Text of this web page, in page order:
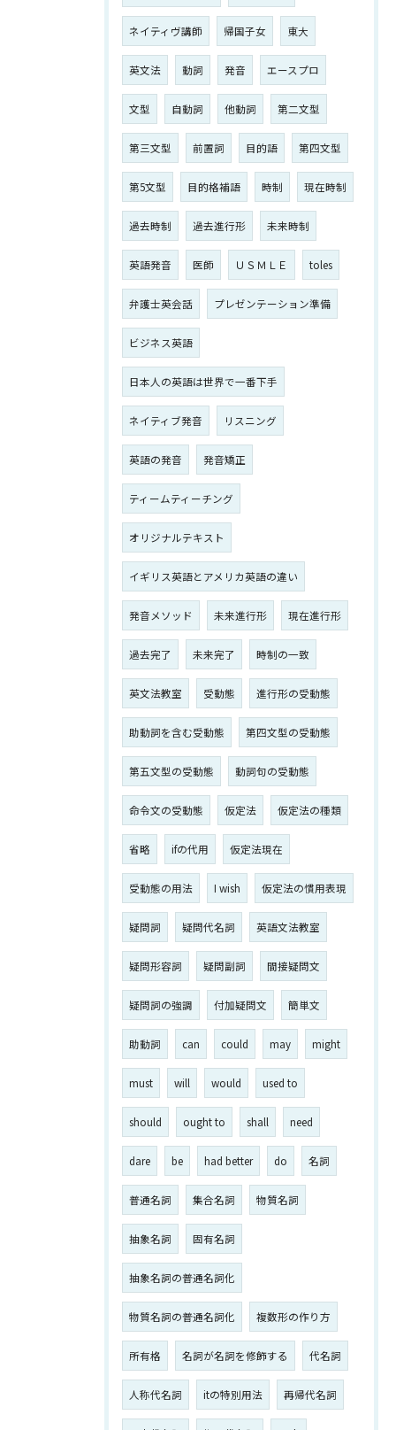
ネイティヴ講師 帰国子女 東大
英文法 動詞 発音 エースプロ
文型 自動詞 他動詞 第二文型
第三文型 前置詞 目的語 第四文型
第5文型 目的格補語 時制 現在時制
過去時制 過去進行形 未来時制
英語発音 医師 ＵＳＭＬＥ toles
弁護士英会話 プレゼンテーション準備
ビジネス英語
日本人の英語は世界で一番下手
ネイティブ発音 リスニング
英語の発音 発音矯正
ティームティーチング
オリジナルテキスト
イギリス英語とアメリカ英語の違い
発音メソッド 未来進行形 現在進行形
過去完了 未来完了 時制の一致
英文法教室 受動態 進行形の受動態
助動詞を含む受動態 第四文型の受動態
第五文型の受動態 動詞句の受動態
命令文の受動態 仮定法 仮定法の種類
省略 ifの代用 仮定法現在
受動態の用法 I wish 仮定法の慣用表現
疑問詞 疑問代名詞 英語文法教室
疑問形容詞 疑問副詞 間接疑問文
疑問詞の強調 付加疑問文 簡単文
助動詞 can could may might
must will would used to
should ought to shall need
dare be had better do 名詞
普通名詞 集合名詞 物質名詞
抽象名詞 固有名詞
抽象名詞の普通名詞化
物質名詞の普通名詞化 複数形の作り方
所有格 名詞が名詞を修飾する 代名詞
人称代名詞 itの特別用法 再帰代名詞